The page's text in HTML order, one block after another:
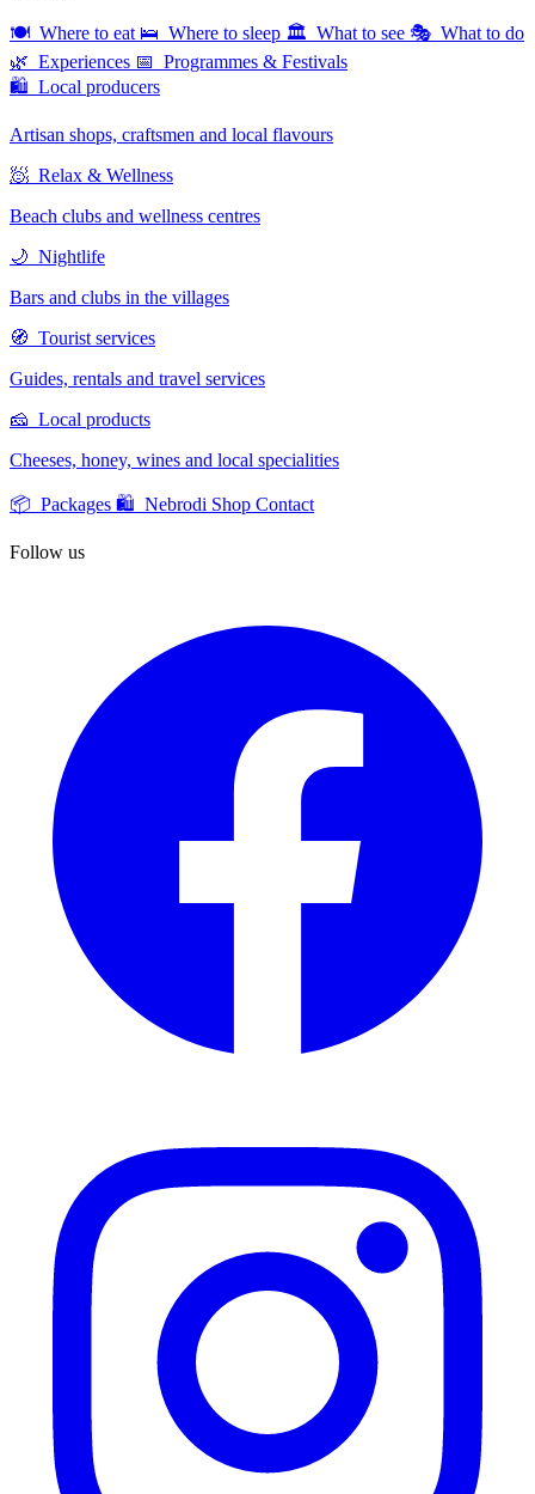
🍽 Where to eat 🛌 Where to sleep 🏛 What to see 🎭 What to do
🌿 Experiences 📅 Programmes & Festivals
🛍 Local producers
Artisan shops, craftsmen and local flavours
🧖 Relax & Wellness
Beach clubs and wellness centres
🌙 Nightlife
Bars and clubs in the villages
🧭 Tourist services
Guides, rentals and travel services
🧀 Local products
Cheeses, honey, wines and local specialities
📦 Packages 🛍️ Nebrodi Shop Contact
Follow us